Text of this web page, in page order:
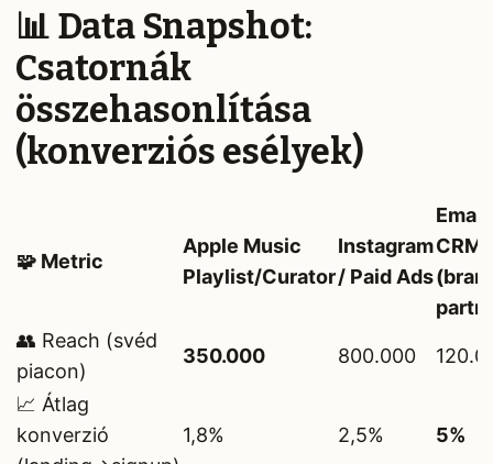
📊 Data Snapshot:
Csatornák
összehasonlítása
(konverziós esélyek)
🧩 Metric
Apple Music
Playlist/Curator
Instagram
/ Paid Ads
Email
CRM
👥 Reach (svéd
piacon)
350.000 800.000
📈 Átlag
konverzió
1,8% 2,5% 5%